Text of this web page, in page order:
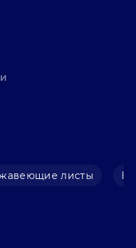
листы